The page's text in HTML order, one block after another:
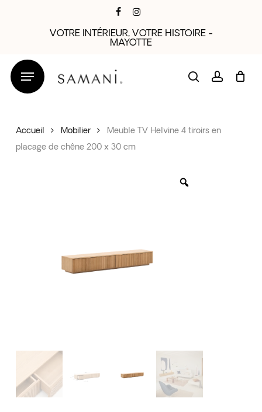
VOTRE INTÉRIEUR, VOTRE HISTOIRE -
MAYOTTE
searchaccount
Accueil Mobilier
Meuble TV Helvine 4 tiroirs en
placage de chêne 200 x 30 cm